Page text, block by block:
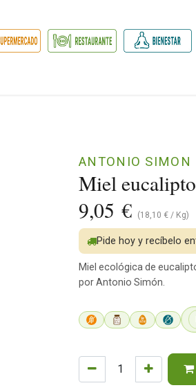
Miel
ANTONIO SIMON
9,05 € (18,10 € / Kg)
Pide hoy y recíbelo
Miel ecológica de
por Antonio Simón.